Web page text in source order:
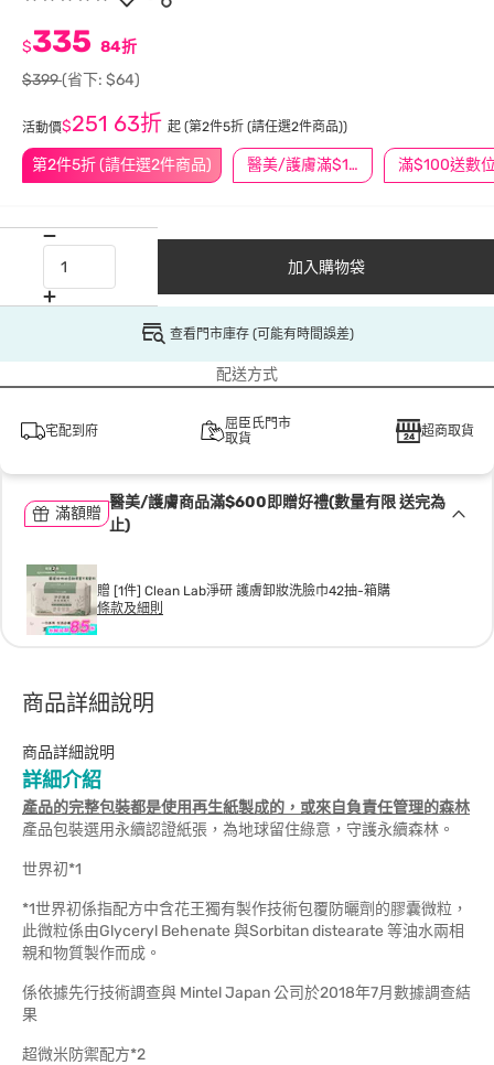
第2件5折 (請任選2件商品) 醫美/護膚滿$1200送$200
$335 84折
$399(省下: $64)
活動價$251 63折 起 (第2件5折 (請任選2件商品))
加入購物袋
查看門市庫存 (可能有時間誤差)
配送方式
宅配到府
屈臣氏門市
取貨
超商取貨
滿額贈
醫美/護膚商品滿$600即贈好禮(數量有限 送完為
止)
贈 [1件] Clean Lab淨研 護膚卸妝洗臉巾42抽-箱購
條款及細則
商品詳細說明
商品詳細說明
詳細介紹
產品的完整包裝都是使用再生紙製成的，或來自負責任管理的森林
產品包裝選用永續認證紙張，為地球留住綠意，守護永續森林。
世界初*1
*1世界初係指配方中含花王獨有製作技術包覆防曬劑的膠囊微粒，
此微粒係由Glyceryl Behenate 與Sorbitan distearate 等油水兩相
親和物質製作而成。
係依據先行技術調查與 Mintel Japan 公司於2018年7月數據調查結
果
超微米防禦配方*2